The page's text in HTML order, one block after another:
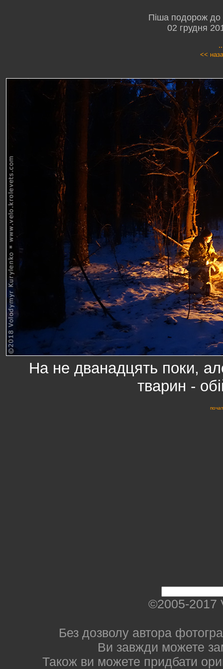
Піша подорож до
02 грудня
<<
На не дванадцять поки,
тварин -
©2005-2017
Без дозволу автора
Ви завжди можете
Також ви можете придбати